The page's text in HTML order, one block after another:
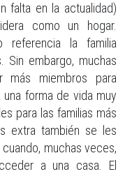
falta en la actualidad)
como un hogar.
referencia la familia
Sin embargo, muchas
más miembros para
forma de vida muy
para las familias más
extra también se les
muchas veces,
a una casa. El